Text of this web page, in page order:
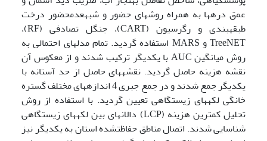
عمق دره­ها به همراه روش­های حضور و شبه­عدم­حضور درخت
طبقه­بندی و رگرسیون (CART)، جنگل تصادفی (RF)،
TreeNET و MARS استفاده گردید. تمام مدل­های احتمالی به
روش میانگین AUC با یکدیگر ترکیب شدند و از معکوس آن
نقشه هزینه حاصل گردید. نقشه­های حاصل از حد آستانه با
یکدیگر جمع شدند و در جمع جبری 4 اندازه­های مختلف گستره
خانگی لکه­های زیستگاهی تعیین گردید. با استفاده از روش
تحلیل کمترین هزینه (LCP) دالان­های بین لکه­های زیستگاهی
شناسایی شدند. اتصال مناطق حفاظت­شده استان به یکدیگر نیز